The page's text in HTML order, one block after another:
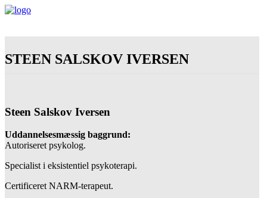
STEEN SALSKOV IVERSEN
Steen Salskov Iversen
Uddannelsesmæssig baggrund:
Autoriseret psykolog.
Specialist i eksistentiel psykoterapi.
Certificeret NARM-terapeut.